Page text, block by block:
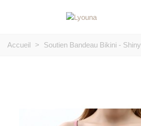
Accueil > Soutien Bandeau Bikini - Shiny